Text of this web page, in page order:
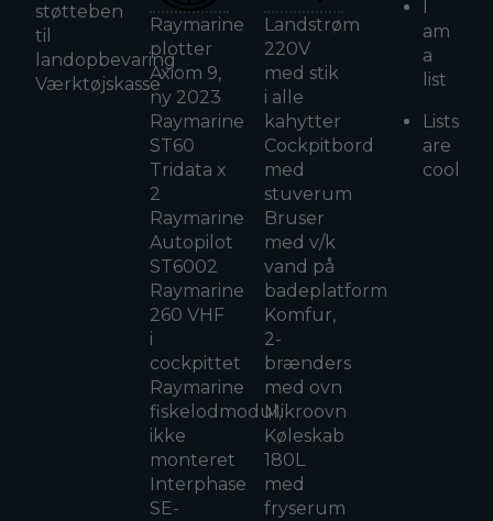
støtteben
til
landopbevaring
Værktøjskasse
Raymarine
plotter
Axiom 9,
ny 2023
Raymarine
ST60
Tridata x
2
Raymarine
Autopilot
ST6002
Raymarine
260 VHF
i
cockpittet
Raymarine
fiskelodmodul,
ikke
monteret
Interphase
SE-
Landstrøm
220V
med stik
i alle
kahytter
Cockpitbord
med
stuverum
Bruser
med v/k
vand på
badeplatform
Komfur,
2-
brænders
med ovn
Mikroovn
Køleskab
180L
med
fryserum
am
a
list
Lists
are
cool